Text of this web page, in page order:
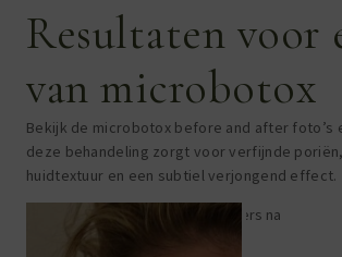
Resultaten voor
van microbotox
Bekijk de microbotox before and after foto’s
deze behandeling zorgt voor verfijnde
huidtextuur en een subtiel verjongend effect.